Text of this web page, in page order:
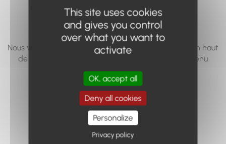
pas... ou plus.
Nous vous invitons à utiliser le moteur de recherche en haut
de page, ou à utiliser le menu pour trouver le contenu
recherché.
Retour à l'accueil
This site uses cookies
and gives you control
over what you want to
activate
OK, accept all
Deny all cookies
Personalize
Privacy policy